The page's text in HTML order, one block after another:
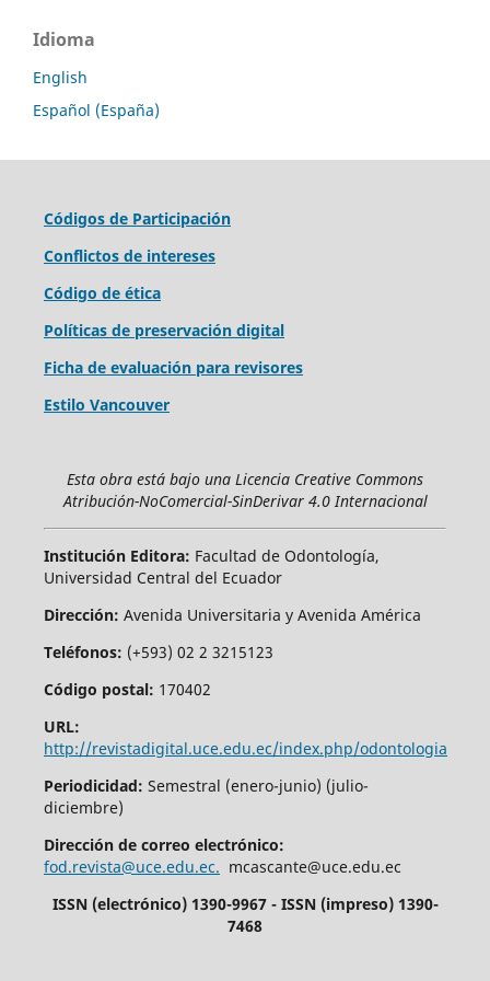
Idioma
English
Español (España)
Códigos de Participación
Conflictos de intereses
Código de ética
Políticas de preservación digital
Ficha de evaluación para revisores
Estilo Vancouver
Esta obra está bajo una Licencia Creative Commons
Atribución-NoComercial-SinDerivar 4.0 Internacional
Institución Editora: Facultad de Odontología,
Universidad Central del Ecuador
Dirección: Avenida Universitaria y Avenida América
Teléfonos: (+593) 02 2 3215123
Código postal: 170402
URL:
http://revistadigital.uce.edu.ec/index.php/odontologia
Periodicidad: Semestral (enero-junio) (julio-
diciembre)
Dirección de correo electrónico:
fod.revista@uce.edu.ec. mcascante@uce.edu.ec
ISSN (electrónico) 1390-9967 - ISSN (impreso) 1390-
7468